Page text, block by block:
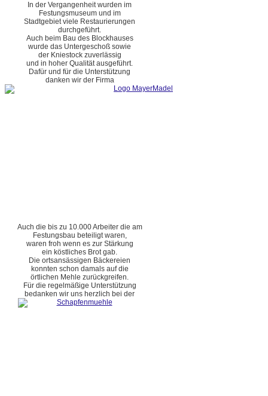
In der Vergangenheit wurden im
Festungsmuseum und im
Stadtgebiet viele Restaurierungen
durchgeführt.
Auch beim Bau des Blockhauses
wurde das Untergeschoß sowie
der Kniestock zuverlässig
und in hoher Qualität ausgeführt.
Dafür und für die Unterstützung
danken wir der Firma
Auch die bis zu 10.000 Arbeiter die am
Festungsbau beteiligt waren,
waren froh wenn es zur Stärkung
ein köstliches Brot gab.
Die ortsansässigen Bäckereien
konnten schon damals auf die
örtlichen Mehle zurückgreifen.
Für die regelmäßige Unterstützung
bedanken wir uns herzlich bei der